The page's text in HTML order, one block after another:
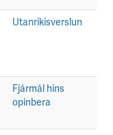
Utanríkisverslun
Fjármál hins
opinbera